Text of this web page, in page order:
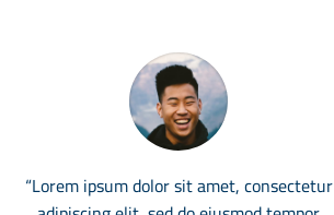
“Lorem ipsum dolor sit amet, consectetur